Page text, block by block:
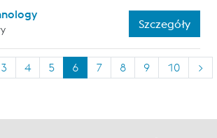
Szczegóły
3 4 5 6 7 8 9 10 >